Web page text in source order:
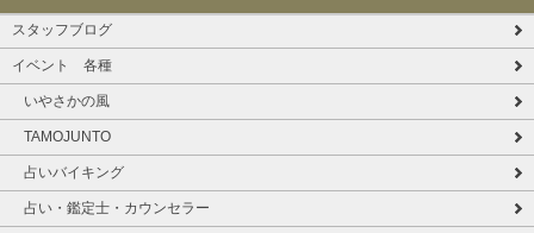
スタッフブログ
イベント 各種
いやさかの風
TAMOJUNTO
占いバイキング
占い・鑑定士・カウンセラー